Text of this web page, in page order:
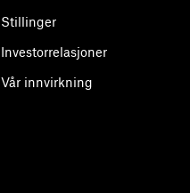
Stillinger
Investorrelasjoner
Vår innvirkning